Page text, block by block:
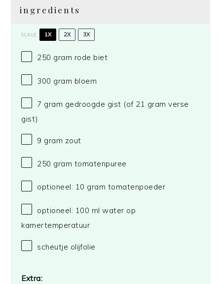
ingredients
SCALE 1X 2X 3X
250 gram rode biet
300 gram bloem
7 gram gedroogde gist (of 21 gram verse
gist)
9 gram zout
250 gram tomatenpuree
optioneel: 10 gram tomatenpoeder
optioneel: 100 ml water op
kamertemperatuur
scheutje olijfolie
Extra: